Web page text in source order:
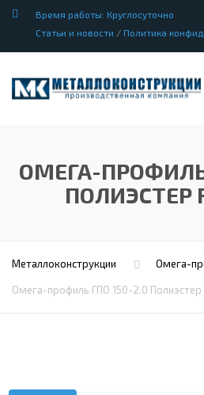
Время работы: Круглосуточно
Статьи и новости / Политика
ОМЕГА-ПРОФИЛЬ
ПОЛИЭСТЕР
Металлоконструкции Омега-
Омега-профиль ГПО 150-2.0 Полиэстер